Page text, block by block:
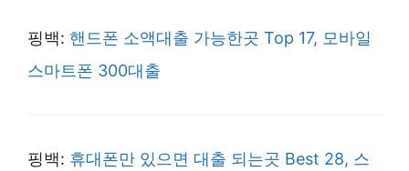
핑백: 핸드폰 소액대출 가능한곳 Top 17, 모바일
스마트폰 300대출
핑백: 휴대폰만 있으면 대출 되는곳 Best 28, 스